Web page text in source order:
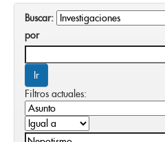
Buscar:
por
Filtros actuales: